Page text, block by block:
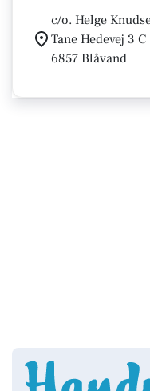
c/o. Helge
Tane Hedevej 3 C
6857 Blåvand